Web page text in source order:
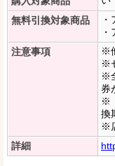
無料引換対象商品
注意事項
※
※
※
券
※
換
※
詳細